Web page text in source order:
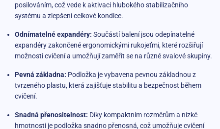
posilováním, což vede k aktivaci hlubokého stabilizačního
systému a zlepšení celkové kondice.
Odnímatelné expandéry: Součástí balení jsou odepínatelné
expandéry zakončené ergonomickými rukojeťmi, které rozšiřují
možnosti cvičení a umožňují zaměřit se na různé svalové skupiny.
Pevná základna: Podložka je vybavena pevnou základnou z
tvrzeného plastu, která zajišťuje stabilitu a bezpečnost během
cvičení.
Snadná přenositelnost: Díky kompaktním rozměrům a nízké
hmotnosti je podložka snadno přenosná, což umožňuje cvičení